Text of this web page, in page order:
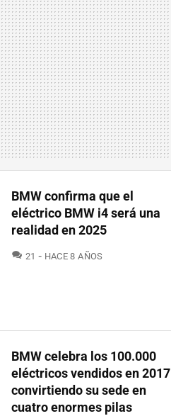
BMW confirma que el
eléctrico BMW i4 será una
realidad en 2025
21 COMENTARIOS
HACE 8 AÑOS
BMW celebra los 100.000
eléctricos vendidos en 2017
convirtiendo su sede en
cuatro enormes pilas